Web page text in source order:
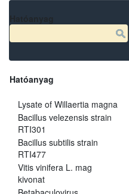
Hatóanyag
Lysate of Willaertia magna
Bacillus velezensis strain
RTI301
Bacillus subtilis strain
RTI477
Vitis vinifera L. mag
kivonat